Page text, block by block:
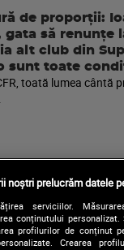
de proporții:
gata să renunțe
alt club din
sunt toate
toată lumea cântă
noștri prelucrăm datele
serviciilor.
conținutului
profilurilor de conținut
Crearea